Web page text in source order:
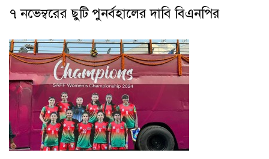
৭ নভেম্বরের ছুটি পুনর্বহালের দাবি বিএনপির